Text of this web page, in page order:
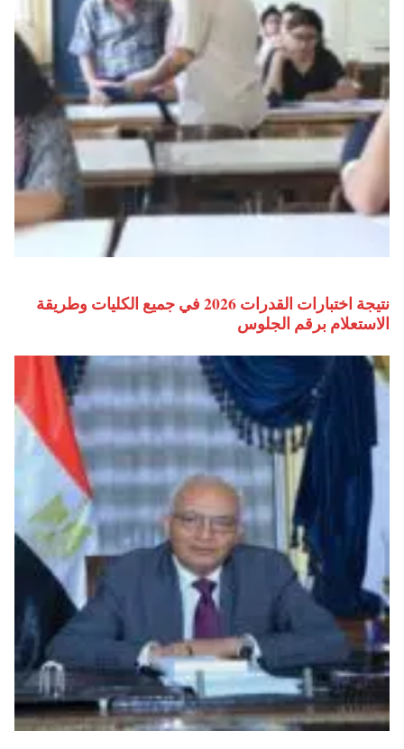
نتيجة اختبارات القدرات 2026 في جميع الكليات وطريقة
الاستعلام برقم الجلوس